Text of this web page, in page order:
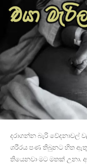
දරාගන්න බැරි
ශරීරය පණ තිබුනට හිත
තියෙනවා මට මතක් උනා.